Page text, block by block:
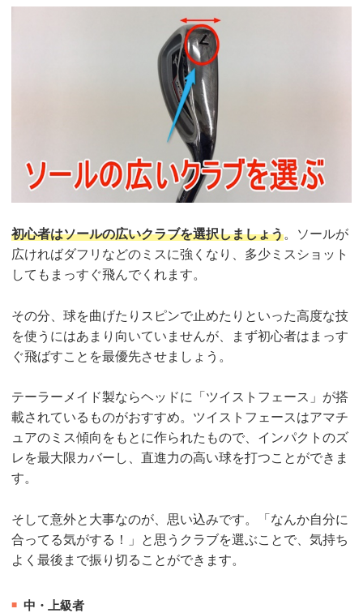
初心者はソールの広いクラブを選択しましょう。ソールが
広ければダフリなどのミスに強くなり、多少ミスショット
してもまっすぐ飛んでくれます。
その分、球を曲げたりスピンで止めたりといった高度な技
を使うにはあまり向いていませんが、まず初心者はまっす
ぐ飛ばすことを最優先させましょう。
テーラーメイド製ならヘッドに「ツイストフェース」が搭
載されているものがおすすめ。ツイストフェースはアマチ
ュアのミス傾向をもとに作られたもので、インパクトのズ
レを最大限カバーし、直進力の高い球を打つことができま
す。
そして意外と大事なのが、思い込みです。「なんか自分に
合ってる気がする！」と思うクラブを選ぶことで、気持ち
よく最後まで振り切ることができます。
中・上級者